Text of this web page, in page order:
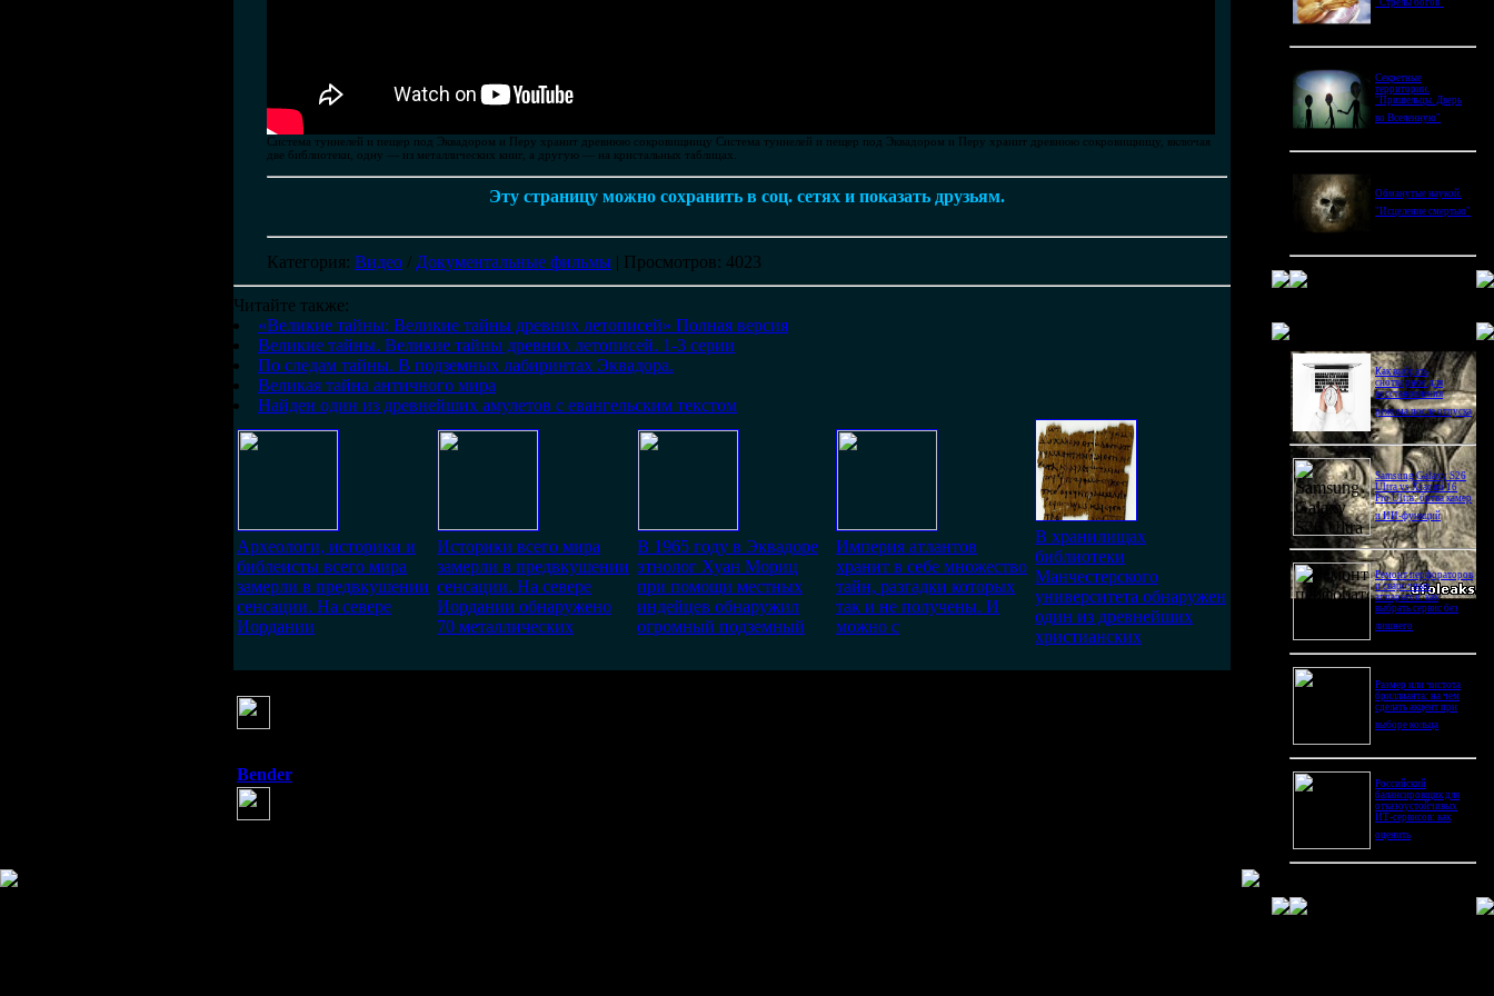
Система туннелей и пещер под Эквадором и Перу хранит древнюю сокровищницу Система туннелей и пещер под Эквадором и Перу хранит древнюю сокровищницу, включая
две библиотеки, одну — из металлических книг, а другую — на кристальных таблицах.
Эту страницу можно сохранить в соц. сетях и показать друзьям.
Категория: Видео / Документальные фильмы | Просмотров: 4023
Читайте также:
«Великие тайны: Великие тайны древних летописей» Полная верcия
Великие тайны. Великие тайны древних летописей. 1-3 серии
По следам тайны. В подземных лабиринтах Эквадора.
Великая тайна античного мира
Найден один из древнейших амулетов с евангельским текстом
Археологи, историки и
библеисты всего мира
замерли в предвкушении
сенсации. На севере
Иордании
Историки всего мира
замерли в предвкушении
сенсации. На севере
Иордании обнаружено
70 металлических
В 1965 году в Эквадоре
этнолог Хуан Мориц
при помощи местных
индейцев обнаружил
огромный подземный
Империя атлантов
хранит в себе множество
тайн, разгадки которых
так и не получены. И
можно с
В хранилищах
библиотеки
Манчестерского
университета обнаружен
один из древнейших
христианских
Bender
"Стрелы богов"
Секретные
территории.
"Пришельцы. Дверь
во Вселенную"
Обманутые наукой.
"Исцеление смертью"
Как выбрать
снотворное для
восстановления
режима после отпуска
Samsung Galaxy S26
Ultra vs Xiaomi 16
Pro Ultra: битва камер
и ИИ-функций
Ремонт перфораторов
и сварочных
аппаратов: как
выбрать сервис без
лишнего
Размер или чистота
бриллианта: на чем
сделать акцент при
выборе кольца
Российский
балансировщик для
отказоустойчивых
ИТ-сервисов: как
оценить